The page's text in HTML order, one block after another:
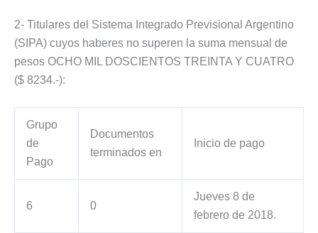
2- Titulares del Sistema Integrado Previsional Argentino
(SIPA) cuyos haberes no superen la suma mensual de
pesos OCHO MIL DOSCIENTOS TREINTA Y CUATRO
($ 8234.-):
Grupo
de
Pago
Documentos
terminados en
Inicio de pago
6 0
Jueves 8 de
febrero de 2018.